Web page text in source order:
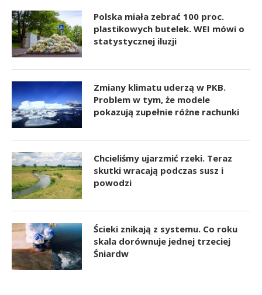
Polska miała zebrać 100 proc.
plastikowych butelek. WEI mówi o
statystycznej iluzji
Zmiany klimatu uderzą w PKB.
Problem w tym, że modele
pokazują zupełnie różne rachunki
Chcieliśmy ujarzmić rzeki. Teraz
skutki wracają podczas susz i
powodzi
Ścieki znikają z systemu. Co roku
skala dorównuje jednej trzeciej
Śniardw